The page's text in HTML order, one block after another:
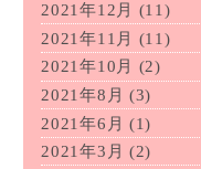
2021年12月
(11)
2021年11月
(11)
2021年10月
(2)
2021年8月 (3)
2021年6月 (1)
2021年3月 (2)